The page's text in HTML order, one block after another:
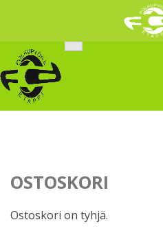
content
OSTOSKORI
Ostoskori on tyhjä.